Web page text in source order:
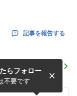
記事を報告する
会 黄昏に恋して
ズの2日目無事終
らフォロー
不要です